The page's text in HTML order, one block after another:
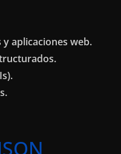
aplicaciones web.